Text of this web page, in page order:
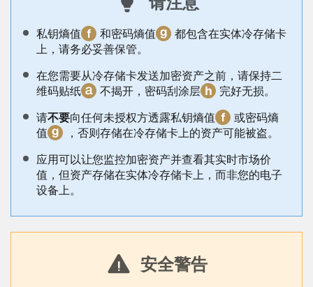
私钥熵值 和密码熵值
都包含在实体冷存储卡
上，请务必妥善保管。
在您需要从冷存储卡发送加密资产之前，请保持二
维码贴纸
不揭开，密码刮涂层
完好无损。
请不要向任何未授权方透露私钥熵值
或密码熵
值
，否则存储在冷存储卡上的资产可能被盗。
应用可以让您监控加密资产并查看其实时市场价
值，但资产存储在实体冷存储卡上，而非您的电子
设备上。
安全警告